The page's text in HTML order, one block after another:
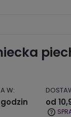
W:
od